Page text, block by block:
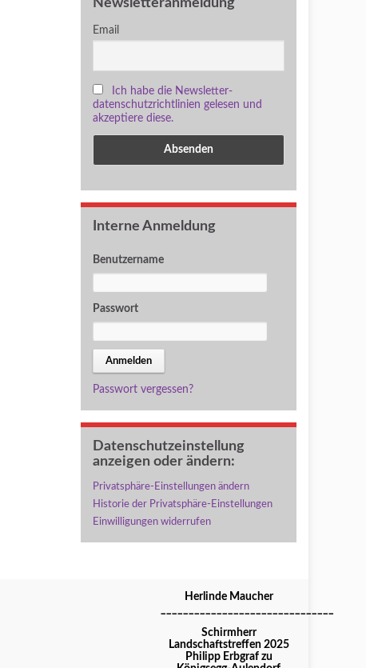
Newsletteranmeldung
Email
Ich habe die Newsletter-
datenschutzrichtlinien gelesen und
akzeptiere diese.
Interne Anmeldung
Benutzername
Passwort
Passwort vergessen?
Datenschutzeinstellung
anzeigen oder ändern:
Privatsphäre-Einstellungen ändern
Historie der Privatsphäre-Einstellungen
Einwilligungen widerrufen
Herlinde Maucher
Schirmherr
Landschaftstreffen 2025
Philipp Erbgraf zu